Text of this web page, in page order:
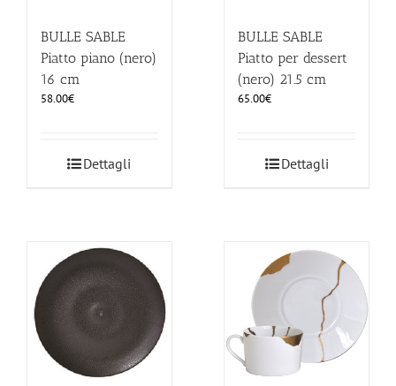
BULLE SABLE
Piatto piano (nero)
16 cm
58.00€
Dettagli
BULLE SABLE
Piatto per dessert
(nero) 21.5 cm
65.00€
Dettagli